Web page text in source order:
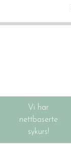
Vi har
nettbaserte
sykurs!